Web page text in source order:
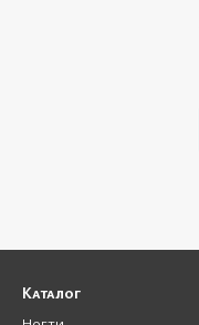
Каталог